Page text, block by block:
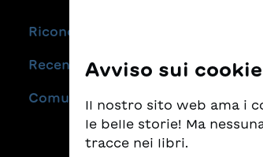
Riconoscimenti
Recensioni
Comunicati stampa
Avviso sui
Il nostro sito web ama i
le belle storie! Ma
tracce nei libri.